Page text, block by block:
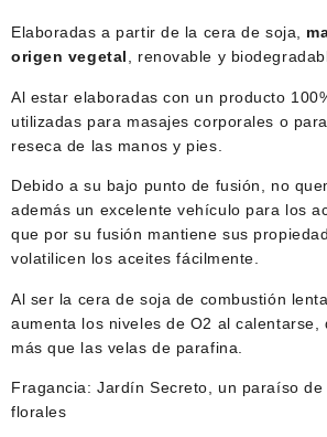
Elaboradas a partir de la cera de soja,
origen vegetal, renovable y
Al estar elaboradas con un producto
utilizadas para masajes corporales o
reseca de las manos y pies.
Debido a su bajo punto de fusión, no
además un excelente vehículo para los
que por su fusión mantiene sus
volatilicen los aceites fácilmente.
Al ser la cera de soja de combustión
aumenta los niveles de O2 al calentarse,
más que las velas de parafina.
Fragancia: Jardín Secreto, un paraíso
florales